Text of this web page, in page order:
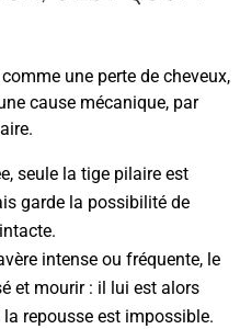
une perte de cheveux,
cause mécanique, par
seule la tige pilaire est
garde la possibilité de
intense ou fréquente, le
et mourir : il lui est alors
repousse est impossible.